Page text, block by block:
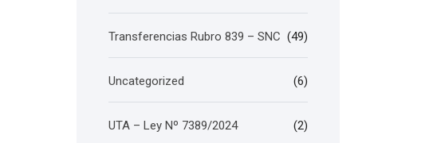
Transferencias Rubro 839 – SNC (49)
Uncategorized (6)
UTA – Ley Nº 7389/2024 (2)